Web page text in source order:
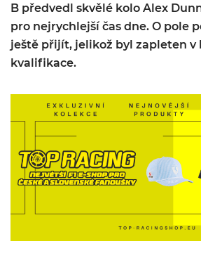
B předvedl skvělé kolo Alex
pro nejrychlejší čas dne. O pole
ještě přijít, jelikož byl zapleten v
kvalifikace.